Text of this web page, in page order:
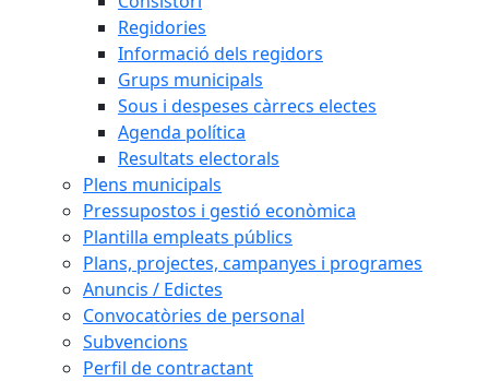
Regidories
Informació dels regidors
Grups municipals
Sous i despeses càrrecs electes
Agenda política
Resultats electorals
Plens municipals
Pressupostos i gestió econòmica
Plantilla empleats públics
Plans, projectes, campanyes i programes
Anuncis / Edictes
Convocatòries de personal
Subvencions
Perfil de contractant